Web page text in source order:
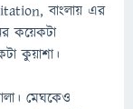
বাংলায় এর
কয়েকটা
কুয়াশা।
মেঘকেও